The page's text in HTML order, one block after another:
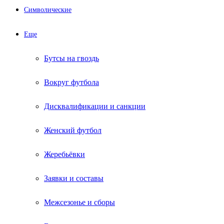
Символические
Еще
Бутсы на гвоздь
Вокруг футбола
Дисквалификации и санкции
Женский футбол
Жеребьёвки
Заявки и составы
Межсезонье и сборы